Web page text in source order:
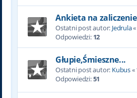
Ankieta na
Ostatni post autor: Jedrula«
Odpowiedzi: 12
Głupie,Śmieszne...
Ostatni post autor: Kubus«
Odpowiedzi:51